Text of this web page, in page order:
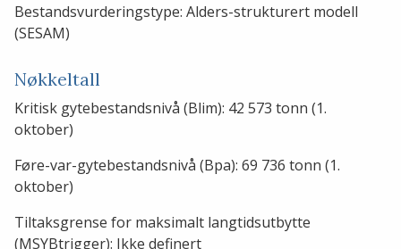
Bestandsvurderingstype: Alders-strukturert modell
(SESAM)
Nøkkeltall
Kritisk gytebestandsnivå (Blim): 42 573 tonn (1.
oktober)
Føre-var-gytebestandsnivå (Bpa): 69 736 tonn (1.
oktober)
Tiltaksgrense for maksimalt langtidsutbytte
(MSYBtrigger): Ikke definert